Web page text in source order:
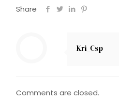
Share
Kri_Csp
Comments are closed.